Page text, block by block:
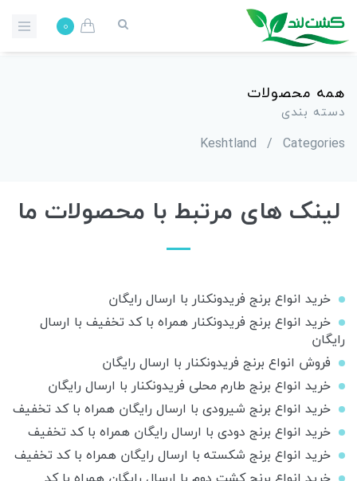
0
همه محصولات
دسته بندی
Categories
/
Keshtland
لینک های مرتبط با محصولات ما
خرید انواع برنج فریدونکنار با ارسال رایگان
خرید انواع برنج فریدونکنار همراه با کد تخفیف با ارسال
رایگان
فروش انواع برنج فریدونکنار با ارسال رایگان
خرید انواع برنج طارم محلی فریدونکنار با ارسال رایگان
خرید انواع برنج شیرودی با ارسال رایگان همراه با کد تخفیف
خرید انواع برنج دودی با ارسال رایگان همراه با کد تخفیف
خرید انواع برنج شکسته با ارسال رایگان همراه با کد تخفیف